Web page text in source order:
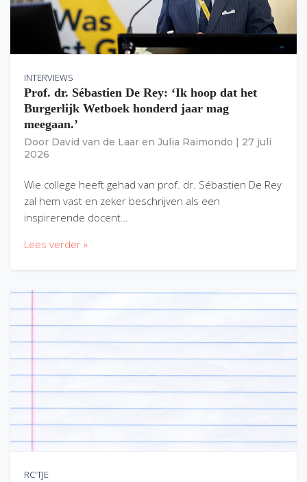
INTERVIEWS
Prof. dr. Sébastien De Rey: ‘Ik hoop dat het
Burgerlijk Wetboek honderd jaar mag
meegaan.’
Door David van de Laar en Julia Raimondo
27 juli
2026
Wie college heeft gehad van prof. dr. Sébastien De Rey
zal hem vast en zeker beschrijven als een
inspirerende docent…
Lees verder »
RC'TJE